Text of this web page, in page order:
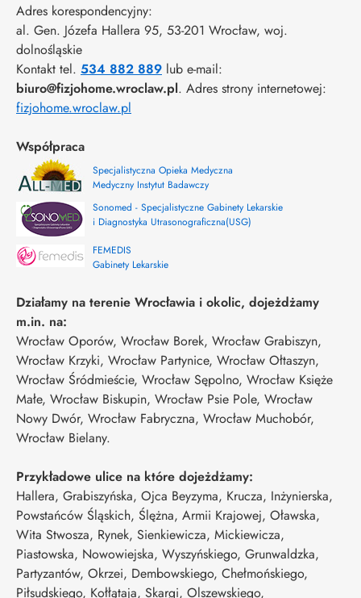
Adres korespondencyjny:
al. Gen. Józefa Hallera 95, 53-201 Wrocław, woj.
dolnośląskie
Kontakt tel. 534 882 889 lub e-mail:
biuro@fizjohome.wroclaw.pl. Adres strony internetowej:
fizjohome.wroclaw.pl
Współpraca
Specjalistyczna Opieka Medyczna
Medyczny Instytut Badawczy
Sonomed - Specjalistyczne Gabinety Lekarskie
i Diagnostyka Utrasonograficzna(USG)
FEMEDIS
Gabinety Lekarskie
Działamy na terenie Wrocławia i okolic, dojeżdżamy
m.in. na:
Wrocław Oporów, Wrocław Borek, Wrocław Grabiszyn,
Wrocław Krzyki, Wrocław Partynice, Wrocław Ołtaszyn,
Wrocław Śródmieście, Wrocław Sępolno, Wrocław Księże
Małe, Wrocław Biskupin, Wrocław Psie Pole, Wrocław
Nowy Dwór, Wrocław Fabryczna, Wrocław Muchobór,
Wrocław Bielany.
Przykładowe ulice na które dojeżdżamy:
Hallera, Grabiszyńska, Ojca Beyzyma, Krucza, Inżynierska,
Powstańców Śląskich, Ślężna, Armii Krajowej, Oławska,
Wita Stwosza, Rynek, Sienkiewicza, Mickiewicza,
Piastowska, Nowowiejska, Wyszyńskiego, Grunwaldzka,
Partyzantów, Okrzei, Dembowskiego, Chełmońskiego,
Piłsudskiego, Kołłątaja, Skargi, Olszewskiego,